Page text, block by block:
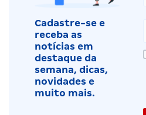
Cadastre-se e
receba as
notícias em
destaque da
semana, dicas,
novidades e
muito mais.